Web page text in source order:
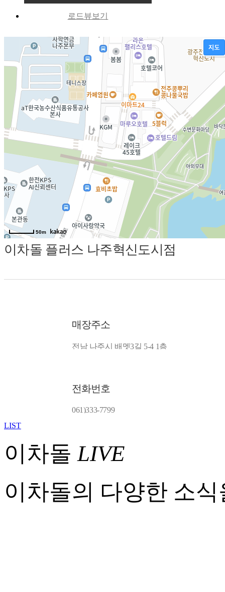
로드뷰보기
50m
이차돌 플러스 나주혁신도시점
매장주소
전남 나주시 배멧3길 5-4 1층
전화번호
061)333-7799
LIST
이차돌 LIVE
이차돌의 다양한 소